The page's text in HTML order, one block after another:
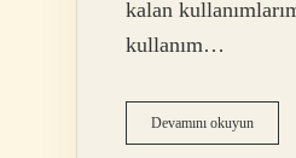
kalan
kullanım…
Devamını okuyun
Fatura